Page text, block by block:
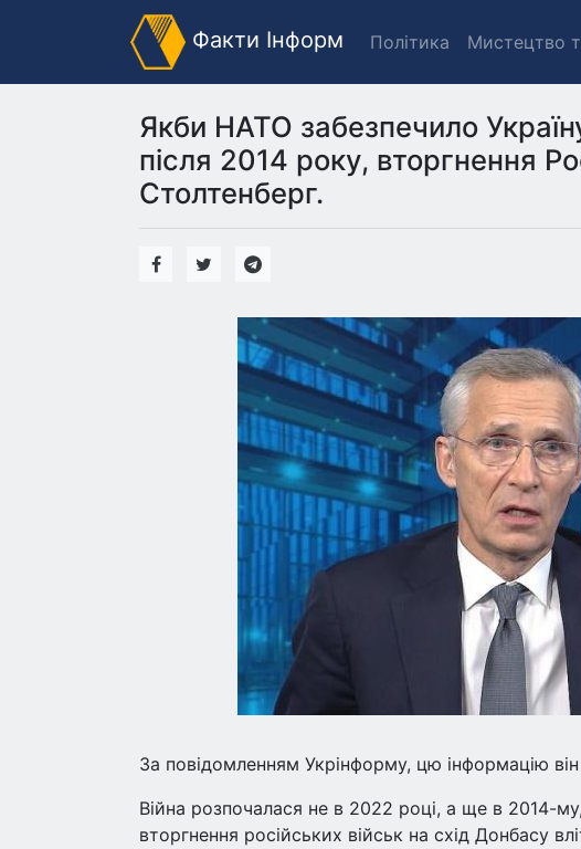
Факти Інформ Політика Мистецтво
Якби НАТО забезпечило
після 2014 року, вторгнення
Столтенберг.
За повідомленням Укрінформу, цю інформацію
Війна розпочалася не в 2022 році, а ще в 2014-
вторгнення російських військ на схід Донбасу